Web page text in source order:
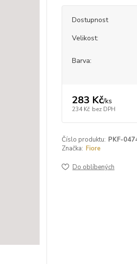
Dostupnost
Velikost:
Barva:
283 Kč/ks
234 Kč bez DPH
Číslo produktu: PKF-
Značka: Fiore
Do oblíbených